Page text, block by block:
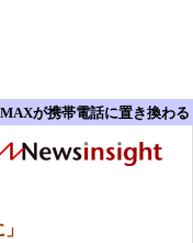
が携帯電話に置き換わる